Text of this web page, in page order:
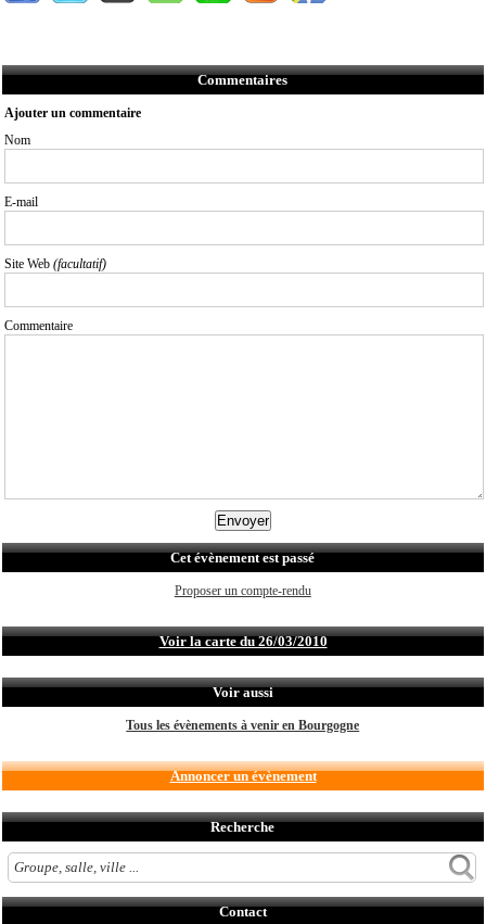
Commentaires
Ajouter un commentaire
Nom
E-mail
Site Web (facultatif)
Commentaire
Cet évènement est passé
Proposer un compte-rendu
Voir la carte du 26/03/2010
Voir aussi
Tous les évènements à venir en Bourgogne
Annoncer un évènement
Recherche
Contact